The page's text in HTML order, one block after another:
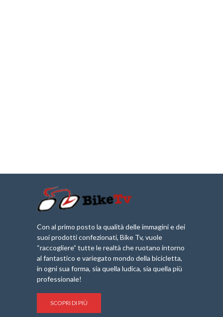
Con al primo posto la qualità delle immagini e dei
suoi prodotti confezionati, Bike Tv, vuole
“raccogliere” tutte le realtà che ruotano intorno
al fantastico e variegato mondo della bicicletta,
in ogni sua forma, sia quella ludica, sia quella più
professionale!
SCOPRI DI PIÙ